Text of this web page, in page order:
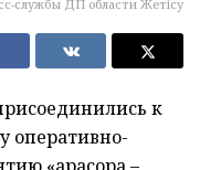
службы ДП области Жетісу
к
оперативно-